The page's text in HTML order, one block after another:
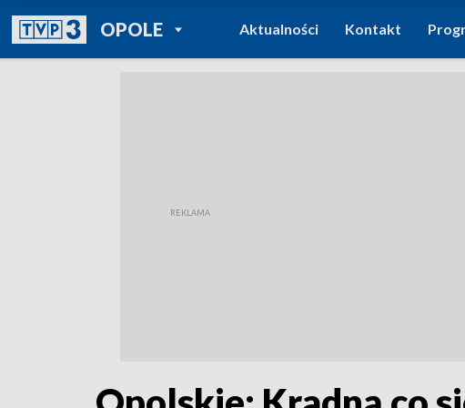
OPOLEPOWRÓT DO
TVP REGIONY
Aktualności Kontakt